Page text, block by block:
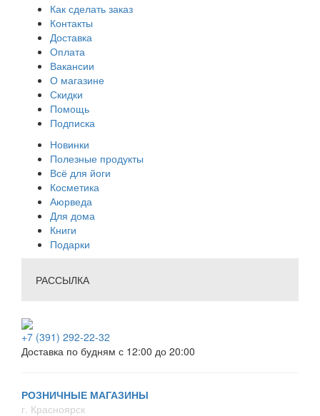
Как сделать заказ
Контакты
Доставка
Оплата
Вакансии
О магазине
Скидки
Помощь
Подписка
Новинки
Полезные продукты
Всё для йоги
Косметика
Аюрведа
Для дома
Книги
Подарки
РАССЫЛКА
+7 (391) 292-22-32
Доставка по будням с 12:00 до 20:00
РОЗНИЧНЫЕ МАГАЗИНЫ
г. Красноярск